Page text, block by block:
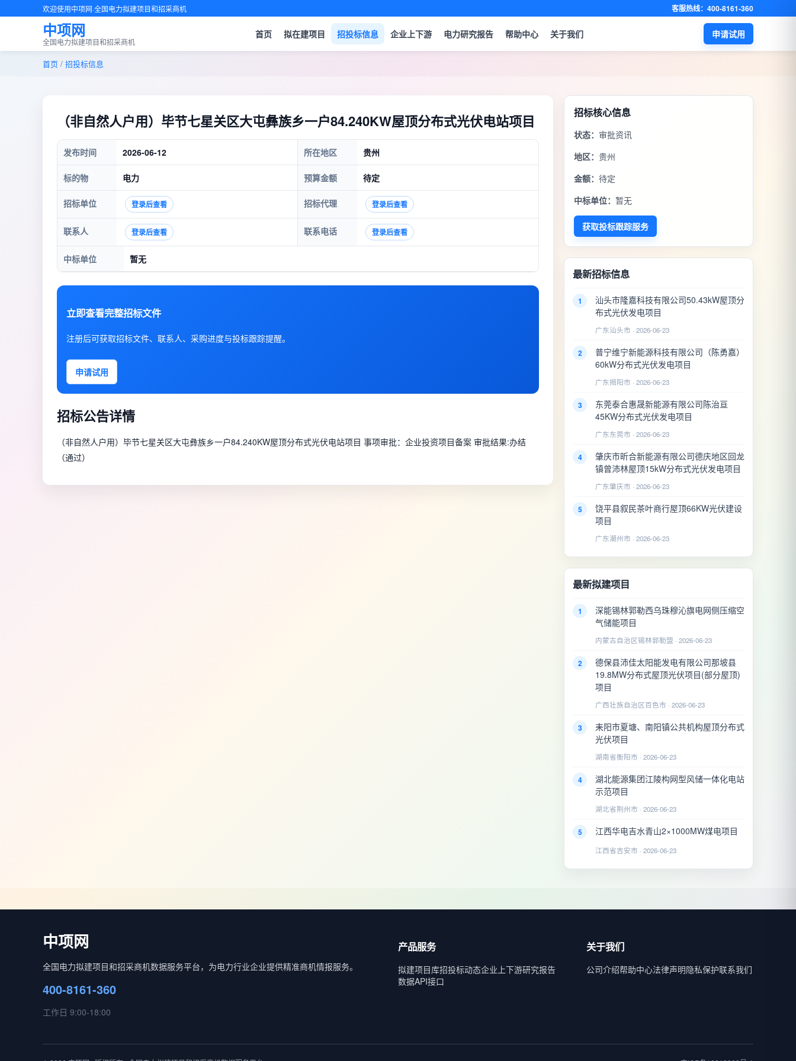
欢迎使用中项网·全国电力拟建项目和招采商机 客服热线：400-8161-360
中项网
全国电力拟建项目和招采商机
首页 拟在建项目 招投标信息 企业上下游 电力研究报告 帮助中心 关于我们 申请试用
首页 / 招投标信息
（非自然人户用）毕节七星关区大屯彝族乡一户84.240KW屋顶分布式光伏电站项目
发布时间 2026-06-12 所在地区 贵州
标的物 电力 预算金额 待定
招标单位 登录后查看 招标代理 登录后查看
联系人 登录后查看 联系电话 登录后查看
中标单位 暂无
立即查看完整招标文件
注册后可获取招标文件、联系人、采购进度与投标跟踪提醒。
申请试用
招标公告详情
（非自然人户用）毕节七星关区大屯彝族乡一户84.240KW屋顶分布式光伏电站项目 事项审批：企业投资项目备案 审批结果:办结
（通过）
招标核心信息
状态： 审批资讯
地区： 贵州
金额： 待定
中标单位： 暂无
获取投标跟踪服务
最新招标信息
1
汕头市隆嘉科技有限公司50.43kW屋顶分
布式光伏发电项目
广东汕头市 · 2026-06-23
2
普宁维宁新能源科技有限公司（陈勇嘉）
60kW分布式光伏发电项目
广东揭阳市 · 2026-06-23
3
东莞泰合惠晟新能源有限公司陈治亘
45KW分布式光伏发电项目
广东东莞市 · 2026-06-23
4
肇庆市昕合新能源有限公司德庆地区回龙
镇曾沛林屋顶15kW分布式光伏发电项目
广东肇庆市 · 2026-06-23
5
饶平县叙民茶叶商行屋顶66KW光伏建设
项目
广东潮州市 · 2026-06-23
最新拟建项目
1
深能锡林郭勒西乌珠穆沁旗电网侧压缩空
气储能项目
内蒙古自治区锡林郭勒盟 · 2026-06-23
2
德保县沛佳太阳能发电有限公司那坡县
19.8MW分布式屋顶光伏项目(部分屋顶)
项目
广西壮族自治区百色市 · 2026-06-23
3
耒阳市夏塘、南阳镇公共机构屋顶分布式
光伏项目
湖南省衡阳市 · 2026-06-23
4
湖北能源集团江陵构网型风储一体化电站
示范项目
湖北省荆州市 · 2026-06-23
5 江西华电吉水青山2×1000MW煤电项目
江西省吉安市 · 2026-06-23
中项网
全国电力拟建项目和招采商机数据服务平台，为电力行业企业提供精准商机情报服务。
400-8161-360
工作日 9:00-18:00
产品服务
拟建项目库招投标动态企业上下游研究报告
数据API接口
关于我们
公司介绍帮助中心法律声明隐私保护联系我们